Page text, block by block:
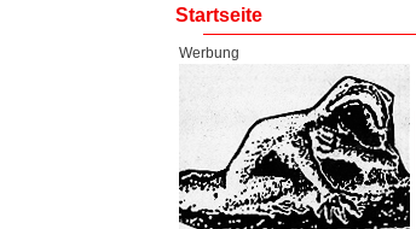
Startseite
Werbung